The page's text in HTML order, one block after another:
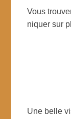
Vous
niquer sur
Une belle